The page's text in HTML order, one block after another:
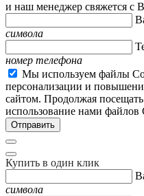
и наш менеджер свяжется с
символа
номер телефона
Мы используем файлы
персонализации и
сайтом. Продолжая посещать
использование нами файлов
Купить в один клик
символа